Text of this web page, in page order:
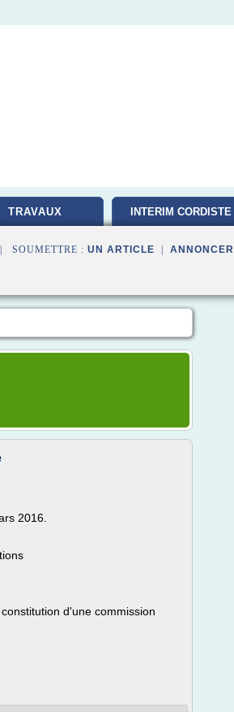
TRAVAUX INTERIM CORDISTE
| SOUMETTRE : UN ARTICLE ANNONCER
2016.
d'une commission